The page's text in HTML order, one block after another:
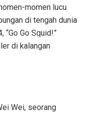
momen lucu
di tengah dunia
Go Squid!”
di kalangan
Wei, seorang